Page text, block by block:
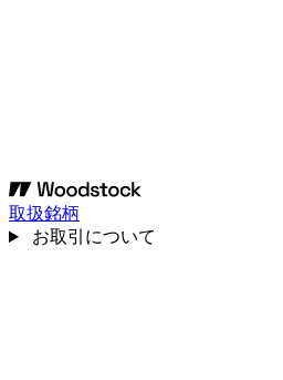
取扱銘柄
お取引について